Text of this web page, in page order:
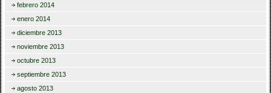
febrero 2014
enero 2014
diciembre 2013
noviembre 2013
octubre 2013
septiembre 2013
agosto 2013